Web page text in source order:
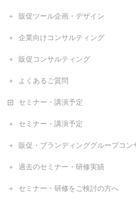
販促ツール企画・デザイン
企業向けコンサルティング
販促コンサルティング
よくあるご質問
セミナー・講演予定
セミナー・講演予定
販促・ブランディンググループコン
過去のセミナー・研修実績
セミナー・研修をご検討の方へ